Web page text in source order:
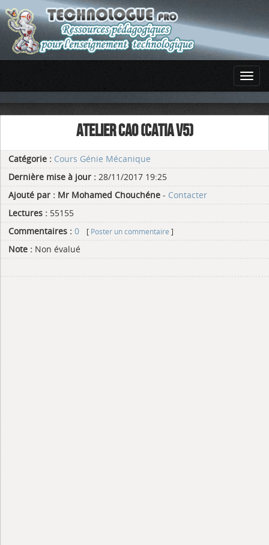
ATELIER CAO (CATIA V5)
Catégorie : Cours Génie Mécanique
Dernière mise à jour : 28/11/2017 19:25
Ajouté par : Mr Mohamed Chouchéne - Contacter
Lectures : 55155
Commentaires : 0 [ Poster un commentaire ]
Note : Non évalué